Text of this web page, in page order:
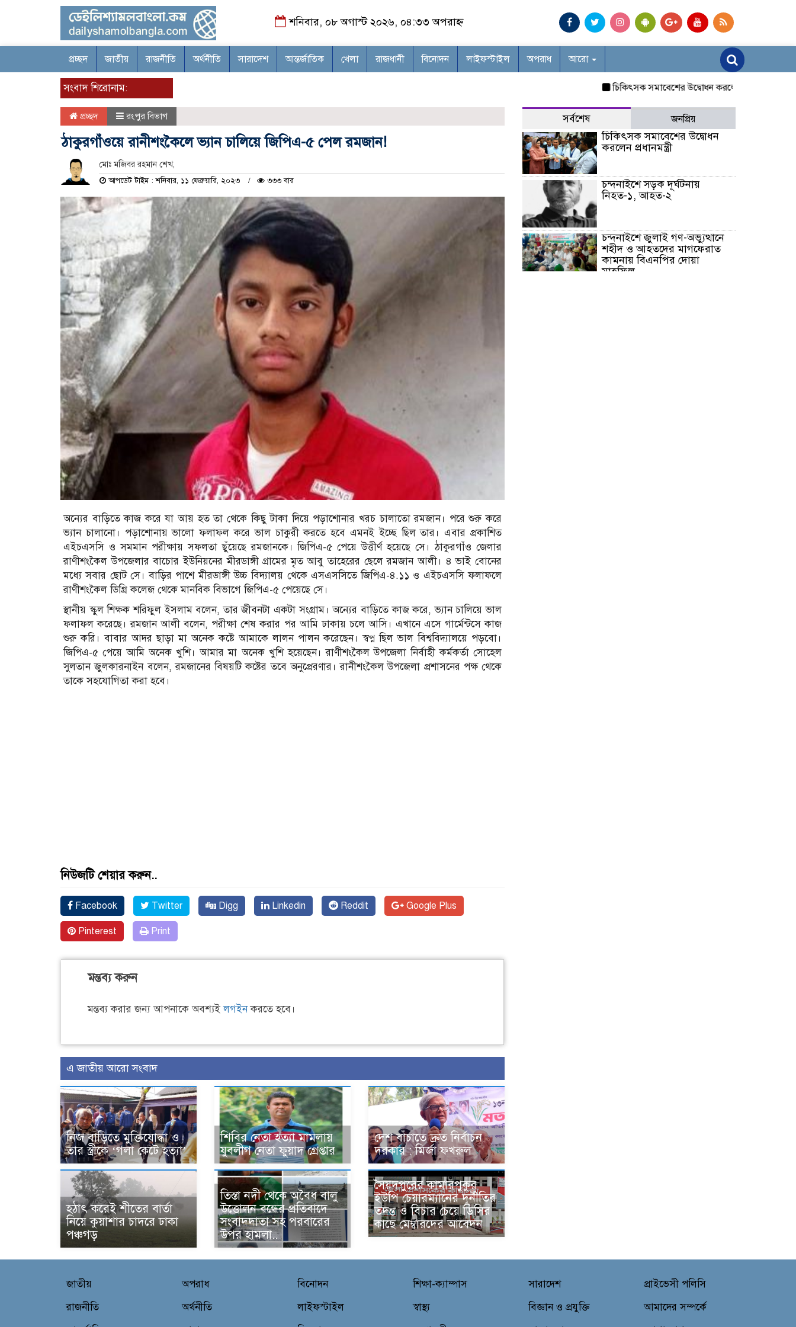
শনিবার, ০৮ অগাস্ট ২০২৬, ০৪:৩৩ অপরাহ্ন
প্রচ্ছদ জাতীয় রাজনীতি অর্থনীতি সারাদেশ আন্তর্জাতিক খেলা রাজধানী বিনোদন লাইফস্টাইল অপরাধ আরো
সংবাদ শিরোনাম: চিকিৎসক সমাবেশের উদ্বোধন করলেন প্রধানমন্ত্রী
প্রচ্ছদ রংপুর বিভাগ
ঠাকুরগাঁওয়ে রানীশংকৈলে ভ্যান চালিয়ে জিপিএ-৫ পেল রমজান!
মোঃ মজিবর রহমান শেখ,
আপডেট টাইম : শনিবার, ১১ ফেব্রুয়ারি, ২০২৩ ৩৩৩ বার
অন্যের বাড়িতে কাজ করে যা আয় হত তা থেকে কিছু টাকা দিয়ে পড়াশোনার খরচ চালাতো রমজান। পরে শুরু করে
ভ্যান চালানো। পড়াশোনায় ভালো ফলাফল করে ভাল চাকুরী করতে হবে এমনই ইচ্ছে ছিল তার। এবার প্রকাশিত
এইচএসসি ও সমমান পরীক্ষায় সফলতা ছুঁয়েছে রমজানকে। জিপিএ-৫ পেয়ে উত্তীর্ণ হয়েছে সে। ঠাকুরগাঁও জেলার
রাণীশংকৈল উপজেলার বাচোর ইউনিয়নের মীরডাঙ্গী গ্রামের মৃত আবু তাহেরের ছেলে রমজান আলী। ৪ ভাই বোনের
মধ্যে সবার ছোট সে। বাড়ির পাশে মীরডাঙ্গী উচ্চ বিদ্যালয় থেকে এসএসসিতে জিপিএ-৪.১১ ও এইচএসসি ফলাফলে
রাণীশংকৈল ডিগ্রি কলেজ থেকে মানবিক বিভাগে জিপিএ-৫ পেয়েছে সে।
স্থানীয় স্কুল শিক্ষক শরিফুল ইসলাম বলেন, তার জীবনটা একটা সংগ্রাম। অন্যের বাড়িতে কাজ করে, ভ্যান চালিয়ে ভাল
ফলাফল করেছে। রমজান আলী বলেন, পরীক্ষা শেষ করার পর আমি ঢাকায় চলে আসি। এখানে এসে গার্মেন্টসে কাজ
শুরু করি। বাবার আদর ছাড়া মা অনেক কষ্টে আমাকে লালন পালন করেছেন। স্বপ্ন ছিল ভাল বিশ্ববিদ্যালয়ে পড়বো।
জিপিএ-৫ পেয়ে আমি অনেক খুশি। আমার মা অনেক খুশি হয়েছেন। রাণীশংকৈল উপজেলা নির্বাহী কর্মকর্তা সোহেল
সুলতান জুলকারনাইন বলেন, রমজানের বিষয়টি কষ্টের তবে অনুপ্রেরণার। রানীশংকৈল উপজেলা প্রশাসনের পক্ষ থেকে
তাকে সহযোগিতা করা হবে।
নিউজটি শেয়ার করুন..
Facebook Twitter Digg Linkedin Reddit Google Plus
Pinterest Print
মন্তব্য করুন
মন্তব্য করার জন্য আপনাকে অবশ্যইলগইনকরতে হবে।
এ জাতীয় আরো সংবাদ
নিজ বাড়িতে মুক্তিযোদ্ধা ও
তার স্ত্রীকে ‘গলা কেটে হত্যা’
শিবির নেতা হত্যা মামলায়
যুবলীগ নেতা ফুয়াদ গ্রেপ্তার
দেশ বাঁচাতে দ্রুত নির্বাচন
দরকার : মির্জা ফখরুল
হঠাৎ করেই শীতের বার্তা
নিয়ে কুয়াশার চাদরে ঢাকা
পঞ্চগড়
তিস্তা নদী থেকে অবৈধ বালু
উত্তোলন বন্ধের প্রতিবাদে
সংবাদদাতা সহ পরবারের
উপর হামলা..
সৈয়দপুরের কামারপুকুর
ইউপি চেয়ারম্যানের দূর্নীতির
তদন্ত ও বিচার চেয়ে ডিসির
কাছে মেম্বারদের আবেদন
সর্বশেষ জনপ্রিয়
চিকিৎসক সমাবেশের উদ্বোধন
করলেন প্রধানমন্ত্রী
চন্দনাইশে সড়ক দূর্ঘটনায়
নিহত-১, আহত-২
চন্দনাইশে জুলাই গণ-অভ্যুত্থানে
শহীদ ও আহতদের মাগফেরাত
কামনায় বিএনপির দোয়া
মাহফিল
জাতীয়
রাজনীতি
অপরাধ
অর্থনীতি
বিনোদন
লাইফস্টাইল
শিক্ষা-ক্যাম্পাস
স্বাস্থ্য
সারাদেশ
বিজ্ঞান ও প্রযুক্তি
প্রাইভেসী পলিসি
আমাদের সম্পর্কে